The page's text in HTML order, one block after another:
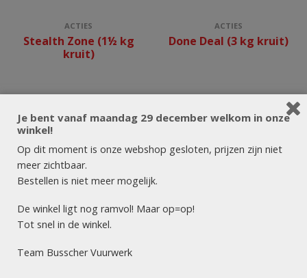
ACTIES
Stealth Zone (1½ kg
kruit)
ACTIES
Done Deal (3 kg kruit)
Je bent vanaf maandag 29 december welkom in onze
winkel!
Op dit moment is onze webshop gesloten, prijzen zijn niet
meer zichtbaar.
Bestellen is niet meer mogelijk.
De winkel ligt nog ramvol! Maar op=op!
Tot snel in de winkel.
Team Busscher Vuurwerk